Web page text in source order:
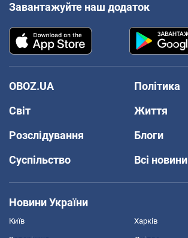
Завантажуйте наш додаток
OBOZ.UA
Політика
Світ
Життя
Розслідування
Блоги
Суспільство
Всі новини
Новини України
Київ Харків